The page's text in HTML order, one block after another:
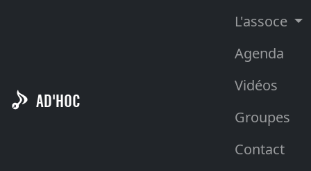
AD'HOC
L'assoce
Agenda
Vidéos
Groupes
Contact